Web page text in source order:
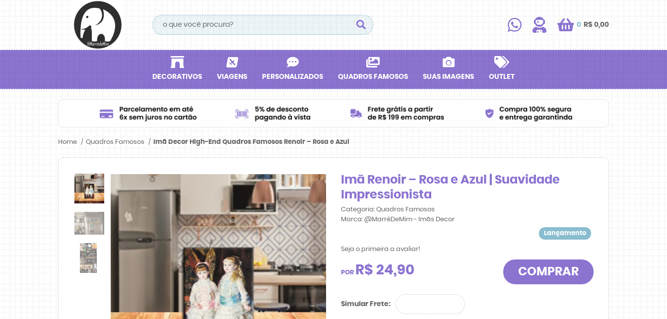
0 R$ 0,00
DECORATIVOS VIAGENS PERSONALIZADOS QUADROS FAMOSOS SUAS IMAGENS OUTLET
Home Quadros Famosos Imã Decor High-End Quadros Famosos Renoir – Rosa e Azul
Imã Renoir – Rosa e Azul | Suavidade
Impressionista
Categoria: Quadros Famosos
Marca: @MarréDeMim - Imãs Decor
Lançamento
Seja o primeira a avaliar!
POR R$ 24,90 COMPRAR
Simular Frete: